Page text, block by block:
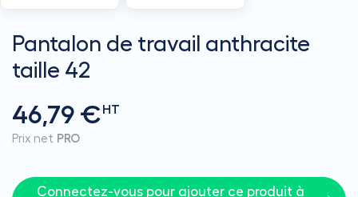
Pantalon de travail anthracite
taille 42
46,79 €HT
Prix net PRO
Connectez-vous pour ajouter ce produit à